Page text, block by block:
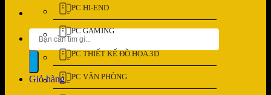
Tìm
kiếm:
Giỏ hàng
PC HI-END
PC GAMING
PC THIẾT KẾ ĐỒ HỌA 3D
PC VĂN PHÒNG